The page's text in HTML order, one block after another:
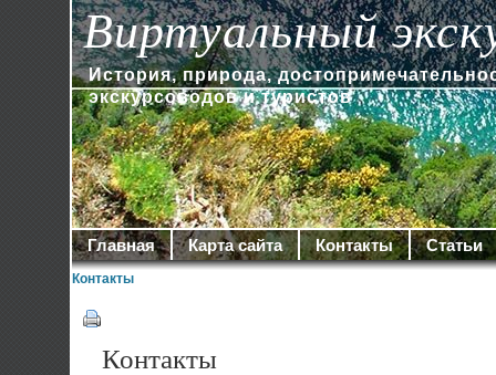
Виртуальный
История, природа,
экскурсоводов и туристов
Главная Карта сайта Контакты Статьи
Контакты
Контакты